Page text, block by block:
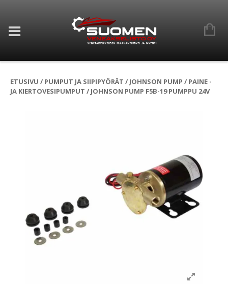
ETUSIVU / PUMPUT JA SIIPIPYÖRÄT / JOHNSON PUMP / PAINE -
JA KIERTOVESIPUMPUT / JOHNSON PUMP F5B-19 PUMPPU 24V